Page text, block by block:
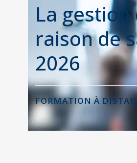
La
raison de
2026
FORMATION À